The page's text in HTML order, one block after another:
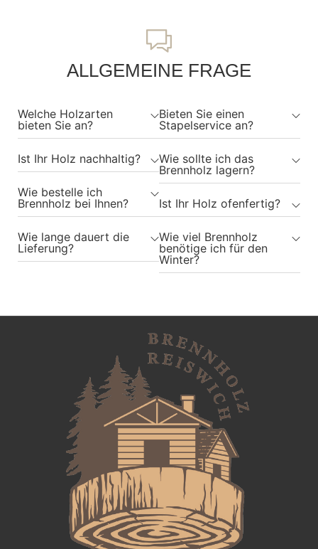
ALLGEMEINE FRAGE
Welche Holzarten
bieten Sie an?
Ist Ihr Holz nachhaltig?
Wie bestelle ich
Brennholz bei Ihnen?
Wie lange dauert die
Lieferung?
Bieten Sie einen
Stapelservice an?
Wie sollte ich das
Brennholz lagern?
Ist Ihr Holz ofenfertig?
Wie viel Brennholz
benötige ich für den
Winter?